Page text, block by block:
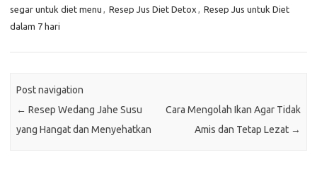
segar untuk diet menu , Resep Jus Diet Detox , Resep Jus untuk Diet
dalam 7 hari
Post navigation
← Resep Wedang Jahe Susu
yang Hangat dan Menyehatkan
Cara Mengolah Ikan Agar Tidak
Amis dan Tetap Lezat →